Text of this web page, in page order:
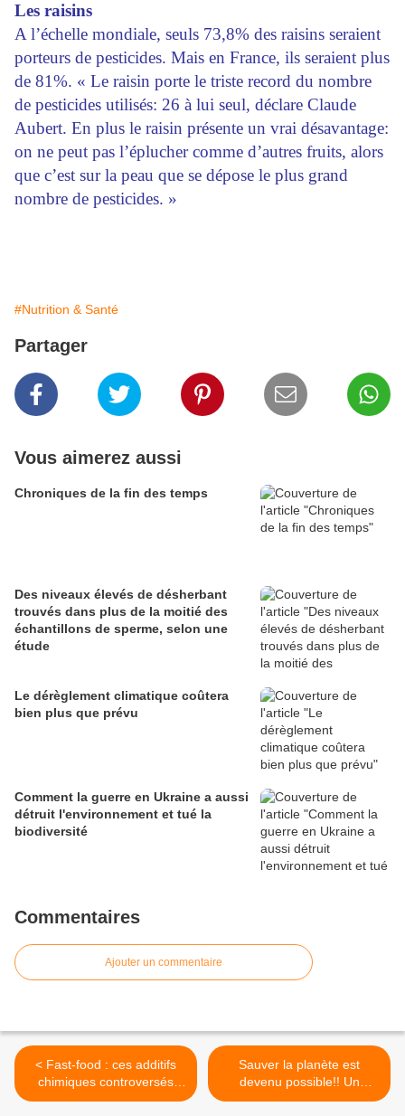
Les raisins
A l’échelle mondiale, seuls 73,8% des raisins seraient
porteurs de pesticides. Mais en France, ils seraient plus
de 81%. « Le raisin porte le triste record du nombre
de pesticides utilisés: 26 à lui seul, déclare Claude
Aubert. En plus le raisin présente un vrai désavantage:
on ne peut pas l’éplucher comme d’autres fruits, alors
que c’est sur la peau que se dépose le plus grand
nombre de pesticides. »
#Nutrition & Santé
Partager
Vous aimerez aussi
Chroniques de la fin des temps
Des niveaux élevés de désherbant
trouvés dans plus de la moitié des
échantillons de sperme, selon une
étude
Le dérèglement climatique coûtera
bien plus que prévu
Comment la guerre en Ukraine a aussi
détruit l'environnement et tué la
biodiversité
Commentaires
Ajouter un commentaire
< Fast-food : ces additifs
chimiques controversés
retrouvés dans nos
Sauver la planète est
devenu possible!! Un
concept malin et efficace. >